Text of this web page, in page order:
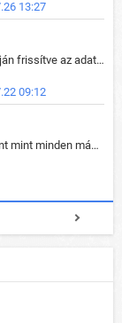
13:27
Kártya változások a 36.0.3-as patch alapján frissítve az adatbázisban (képek is cserélve).
09:12
Amióta bejött, csak ezzel játszom. Viszont mint minden más - akár az alapjáték is, ez is baromira összetett lett. Néha már pár kör után is esélytelen az egész. Vagy irreállisan túltápol valaki, vagy lelép a partner, vagy csak hülye mint a segg. És amikor eljönne az én időm, na akkor jön el mindenki másé is. Engem jobban érdekelne, hogy ki milyen ratingen szokott játszani. Na ez lenne egy érdekes adat.